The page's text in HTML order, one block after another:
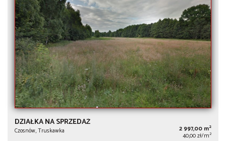
DZIAŁKA NA SPRZEDAŻ
Czosnów, Truskawka 2 997,00 m2
40,00 zł/m2